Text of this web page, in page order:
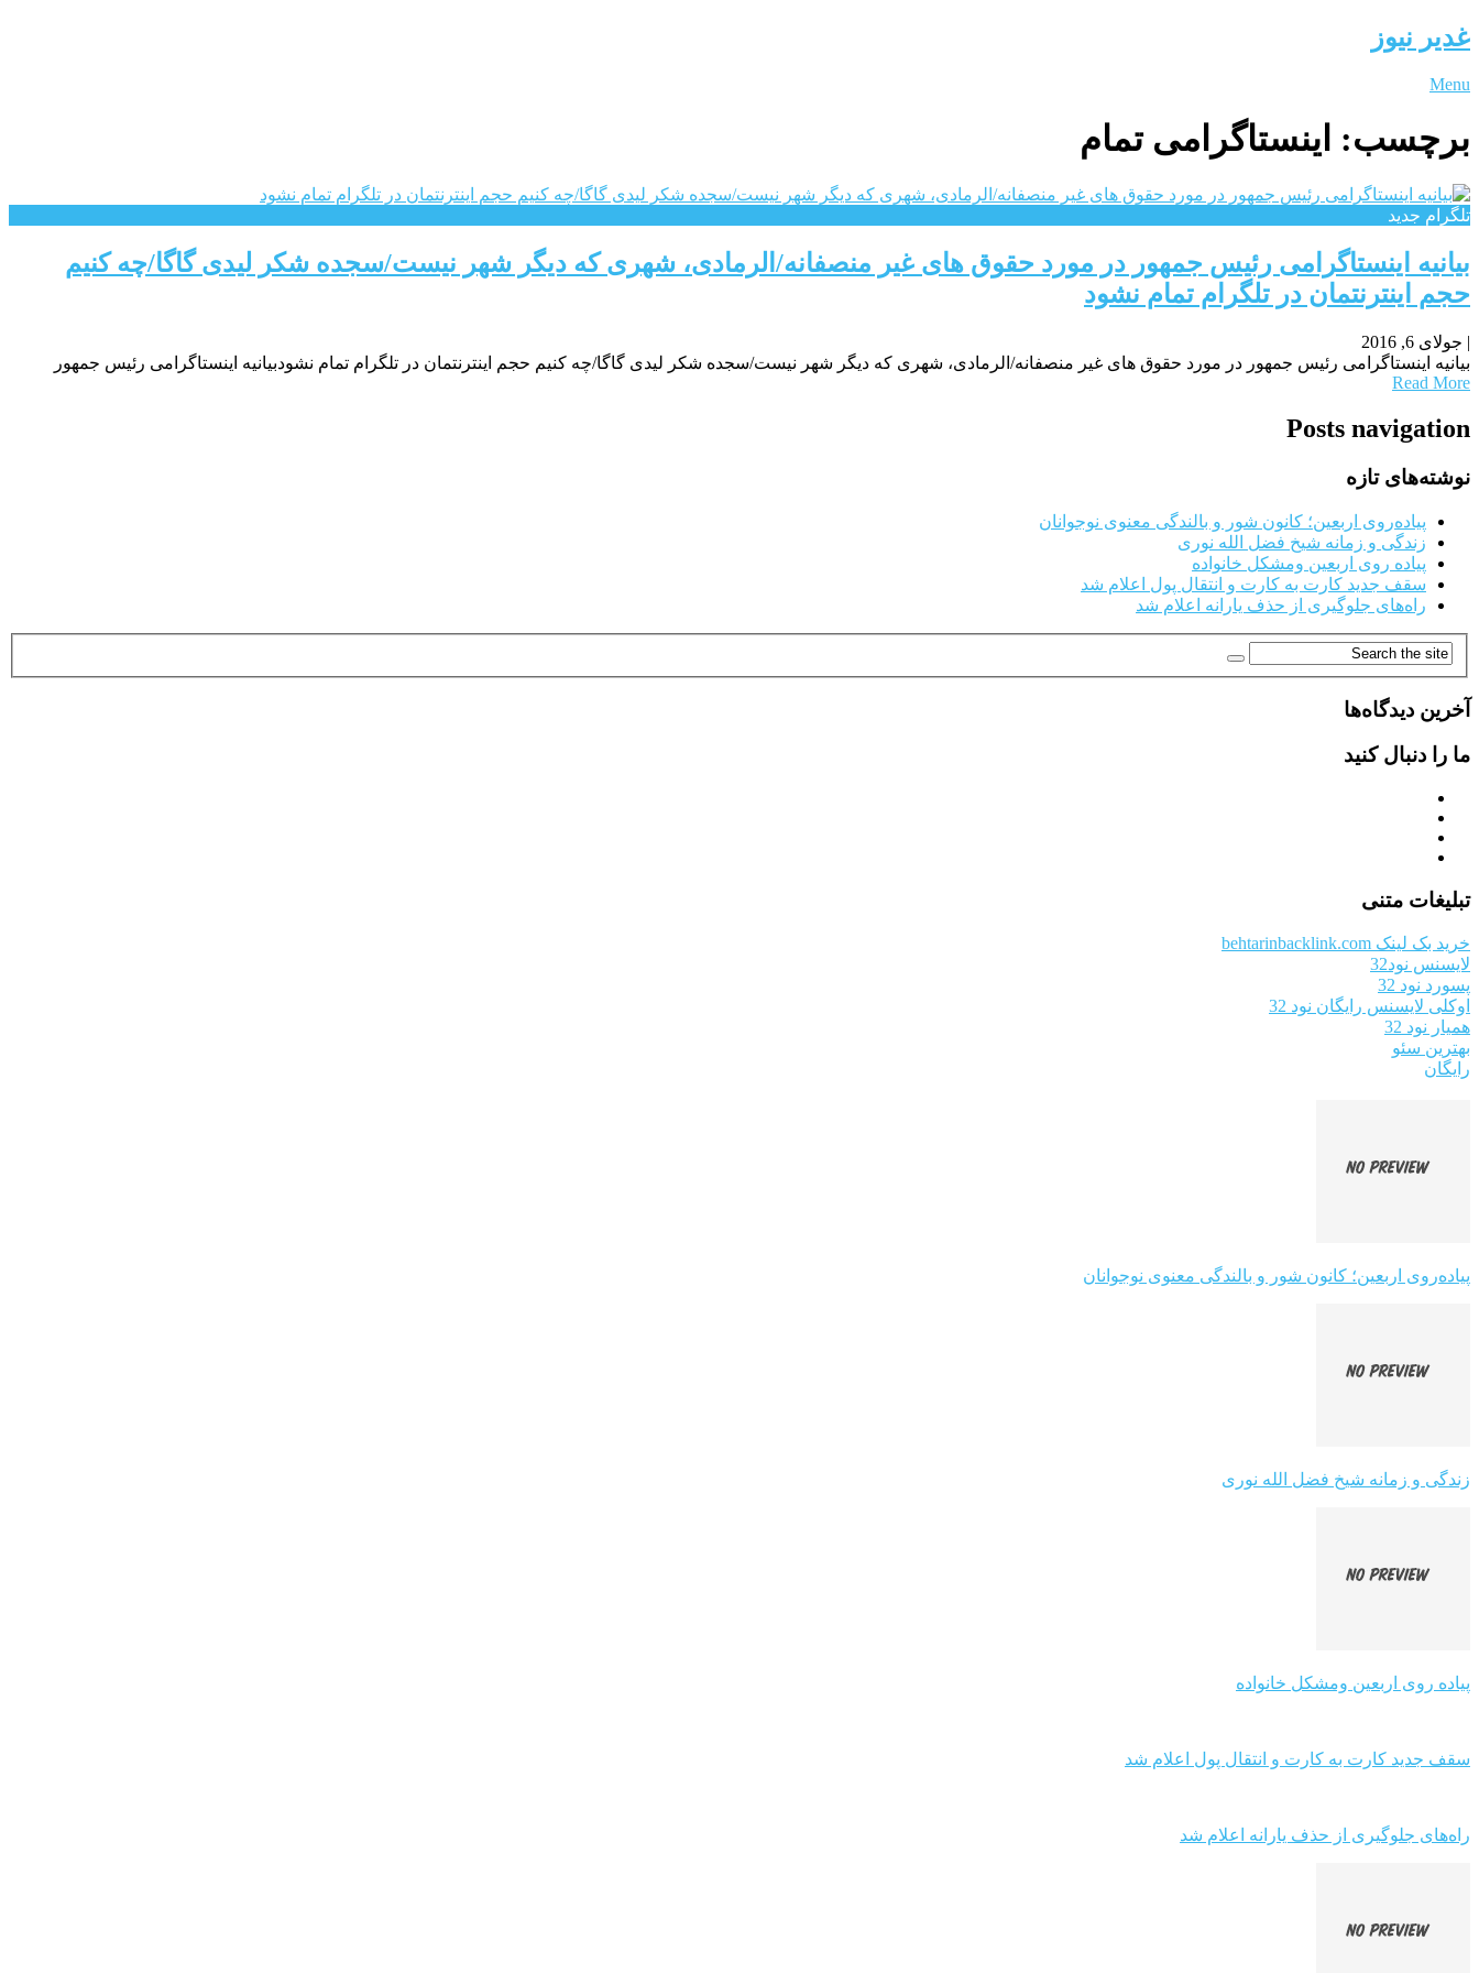
غدیر نیوز
Menu
برچسب: اینستاگرامی تمام
تلگرام جدید
بیانیه اینستاگرامی رئیس جمهور در مورد حقوق های غیر منصفانه/الرمادی، شهری که دیگر شهر نیست/سجده شکر لیدی گاگا/چه کنیم
حجم اینترنتمان در تلگرام تمام نشود
| جولای 6, 2016
بیانیه اینستاگرامی رئیس جمهور در مورد حقوق های غیر منصفانه/الرمادی، شهری که دیگر شهر نیست/سجده شکر لیدی گاگا/چه کنیم حجم اینترنتمان در تلگرام تمام نشودبیانیه اینستاگرامی رئیس جمهور
Read More
Posts navigation
نوشته‌های تازه
پیاده‌روی اربعین؛ کانون شور و بالندگی معنوی نوجوانان
زندگی و زمانه شیخ فضل الله نوری
پیاده روی اربعین ومشکل خانواده
سقف جدید کارت به کارت و انتقال پول اعلام شد
راه‌های جلوگیری از حذف یارانه اعلام شد
آخرین دیدگاه‌ها
ما را دنبال کنید
تبلیغات متنی
خرید بک لینک behtarinbacklink.com
لایسنس نود32
پسورد نود 32
اوکلی لایسنس رایگان نود 32
همیار نود 32
بهترین سئو
رایگان
پیاده‌روی اربعین؛ کانون شور و بالندگی معنوی نوجوانان
زندگی و زمانه شیخ فضل الله نوری
پیاده روی اربعین ومشکل خانواده
سقف جدید کارت به کارت و انتقال پول اعلام شد
راه‌های جلوگیری از حذف یارانه اعلام شد